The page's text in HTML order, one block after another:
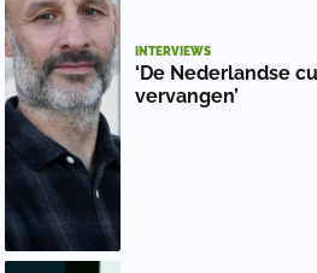
INTERVIEWS
‘De Nederlandse
vervangen’